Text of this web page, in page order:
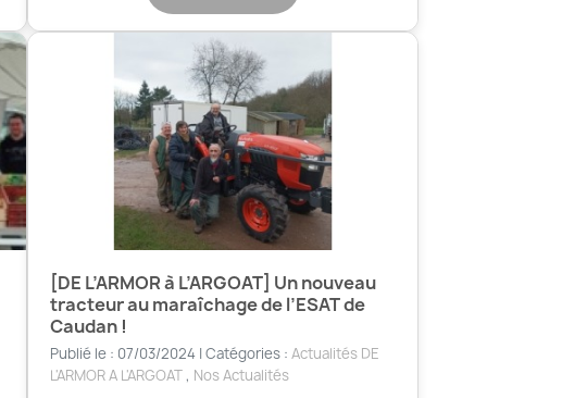
[DE L’ARMOR à L’ARGOAT] Un nouveau
tracteur au maraîchage de l’ESAT de
Caudan !
Publié le : 07/03/2024 | Catégories : Actualités DE
L'ARMOR A L'ARGOAT, Nos Actualités